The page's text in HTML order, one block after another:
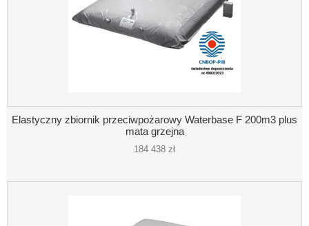
Elastyczny zbiornik przeciwpożarowy Waterbase F 200m3 plus
mata grzejna
184 438 zł